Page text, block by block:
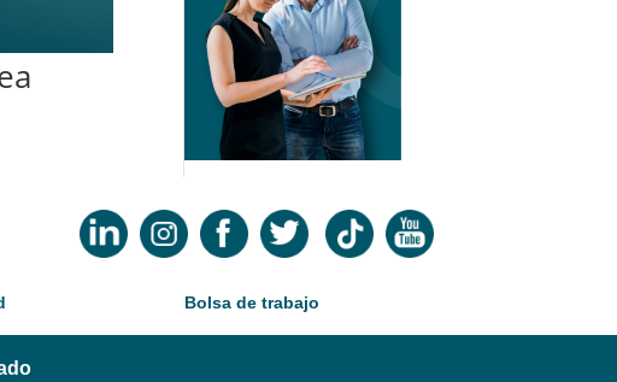
Bolsa de trabajo